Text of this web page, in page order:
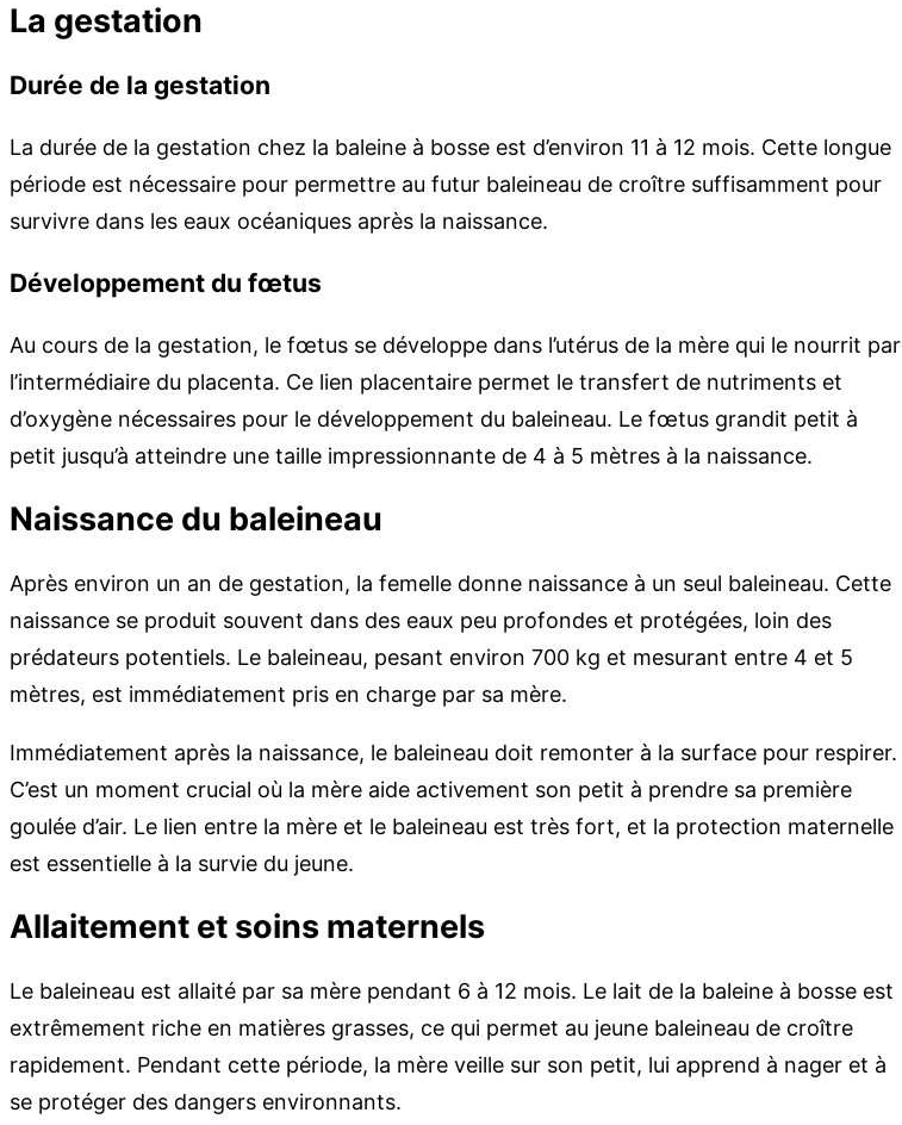
La gestation
Durée de la gestation
La durée de la gestation chez la baleine à bosse est d’environ 11 à 12 mois. Cette longue
période est nécessaire pour permettre au futur baleineau de croître suffisamment pour
survivre dans les eaux océaniques après la naissance.
Développement du fœtus
Au cours de la gestation, le fœtus se développe dans l’utérus de la mère qui le nourrit par
l’intermédiaire du placenta. Ce lien placentaire permet le transfert de nutriments et
d’oxygène nécessaires pour le développement du baleineau. Le fœtus grandit petit à
petit jusqu’à atteindre une taille impressionnante de 4 à 5 mètres à la naissance.
Naissance du baleineau
Après environ un an de gestation, la femelle donne naissance à un seul baleineau. Cette
naissance se produit souvent dans des eaux peu profondes et protégées, loin des
prédateurs potentiels. Le baleineau, pesant environ 700 kg et mesurant entre 4 et 5
mètres, est immédiatement pris en charge par sa mère.
Immédiatement après la naissance, le baleineau doit remonter à la surface pour respirer.
C’est un moment crucial où la mère aide activement son petit à prendre sa première
goulée d’air. Le lien entre la mère et le baleineau est très fort, et la protection maternelle
est essentielle à la survie du jeune.
Allaitement et soins maternels
Le baleineau est allaité par sa mère pendant 6 à 12 mois. Le lait de la baleine à bosse est
extrêmement riche en matières grasses, ce qui permet au jeune baleineau de croître
rapidement. Pendant cette période, la mère veille sur son petit, lui apprend à nager et à
se protéger des dangers environnants.